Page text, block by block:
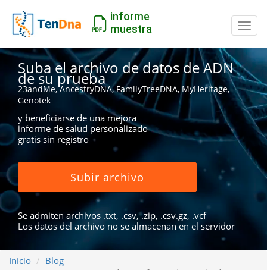
informe
muestra
Suba el archivo de datos de ADN
de su prueba
23andMe, AncestryDNA, FamilyTreeDNA, MyHeritage,
Genotek
y beneficiarse de una mejora
informe de salud personalizado
gratis sin registro
Subir archivo
Se admiten archivos .txt, .csv, .zip, .csv.gz, .vcf
Los datos del archivo no se almacenan en el servidor
Inicio
Blog